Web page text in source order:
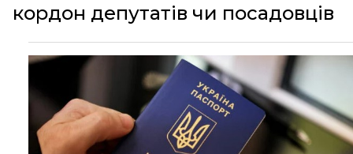
кордон депутатів чи посадовців